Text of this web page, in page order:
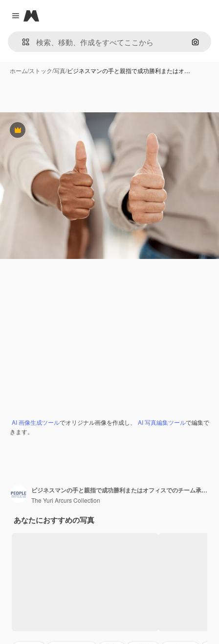
Close menu
Magnific
画像で
ホーム/ストック/写真/ビジネスマンの手と親指で成功勝利またはオ…
Premium
AI 画像生成ツールでオリジナル画像を作成し、 AI 写真編集ツールで編集で
きます。
ビジネスマンの手と親指で成功勝利またはオフィスでのチーム承認で良い仕事をした親指絵文字「はい」のサインを持つ従業員の手、チームワーク契約に「いいね！」または職場でありがとう
The Yuri Arcurs Collection
あなたにおすすめの写真